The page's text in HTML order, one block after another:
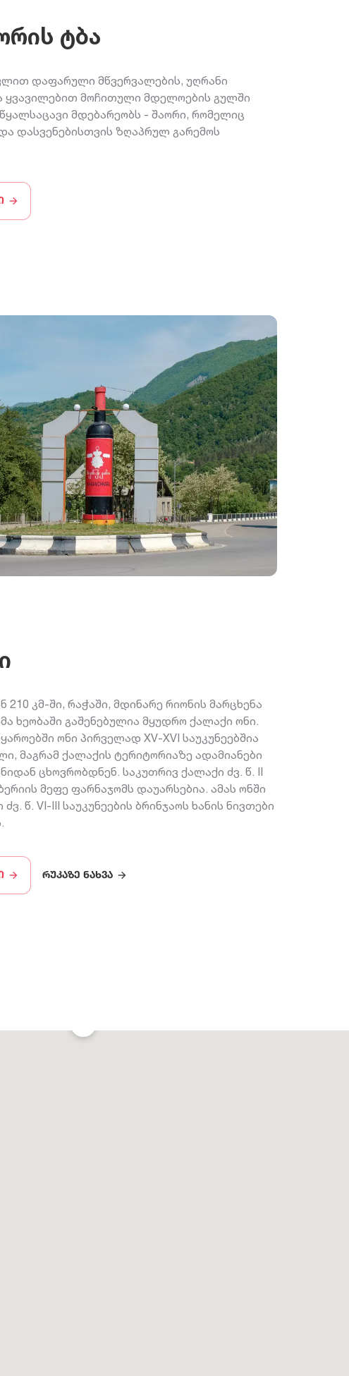
ტბა
დაფარული მწვერვალების, უღრანი
ყვავილებით მოჩითული მდელოების გულში
მდებარეობს - შაორი, რომელიც
დასვენებისთვის ზღაპრულ გარემოს
კმ-ში, რაჭაში, მდინარე რიონის მარცხენა
ხეობაში გაშენებულია მყუდრო ქალაქი ონი.
ონი პირველად XV-XVI საუკუნეებშია
მაგრამ ქალაქის ტერიტორიაზე ადამიანები
ცხოვრობდნენ. საკუთრივ ქალაქი ძვ. წ. II
მეფე ფარნაჯომს დაუარსებია. ამას ონში
წ. VI-III საუკუნეების ბრინჯაოს ხანის ნივთები
რუკაზე ნახვა